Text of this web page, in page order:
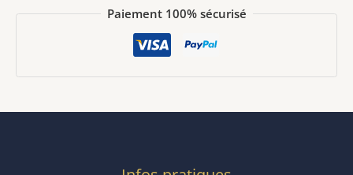
EventPrime
Paiement 100% sécurisé